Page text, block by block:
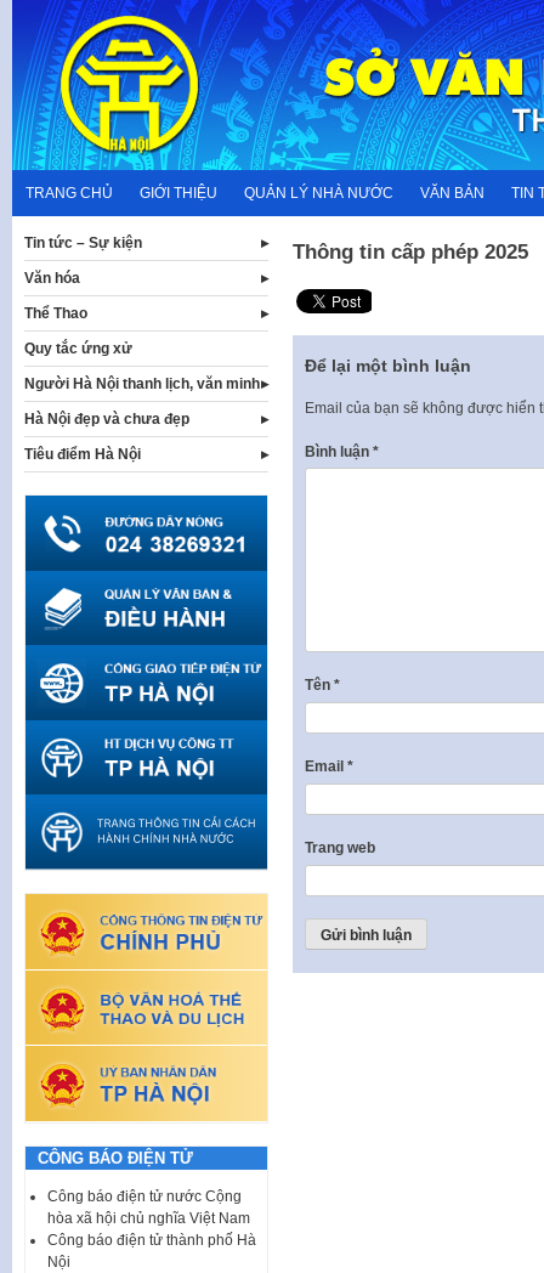
content
TRANG CHỦ GIỚI THIỆU QUẢN LÝ NHÀ NƯỚC VĂN BẢN TIN
Thông tin cấp phép 2025
Để lại một bình luận
Email của bạn sẽ không được hiển
Bình luận *
Tên *
Email *
Trang web
Tin tức – Sự kiện
Văn hóa
Thể Thao
Quy tắc ứng xử
Người Hà Nội thanh lịch, văn minh
Hà Nội đẹp và chưa đẹp
Tiêu điểm Hà Nội
CÔNG BÁO ĐIỆN TỬ
Công báo điện tử nước Cộng
hòa xã hội chủ nghĩa Việt Nam
Công báo điện tử thành phố Hà
Nội